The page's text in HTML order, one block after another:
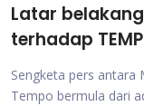
Latar
terhadap
Sengketa pers antara
Tempo bermula dari